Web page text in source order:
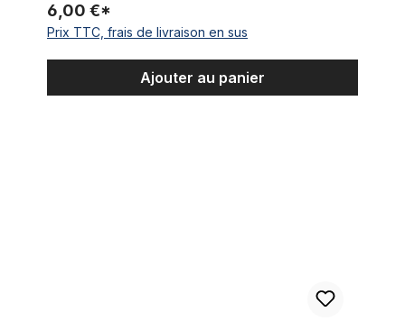
6,00 €*
Prix TTC, frais de livraison en sus
Ajouter au panier